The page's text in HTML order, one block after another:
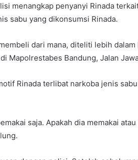
menangkap penyanyi Rinada
sabu yang dikonsumsi Rinada.
dari mana, diteliti lebih
Mapolrestabes Bandung, Jalan
Rinada terlibat narkoba jenis
saja. Apakah dia memakai